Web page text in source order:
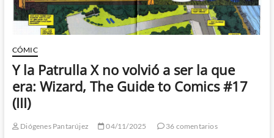
CÓMIC
Y la Patrulla X no volvió a ser la que
era: Wizard, The Guide to Comics #17
(III)
Diógenes Pantarújez 04/11/2025
36 comentarios